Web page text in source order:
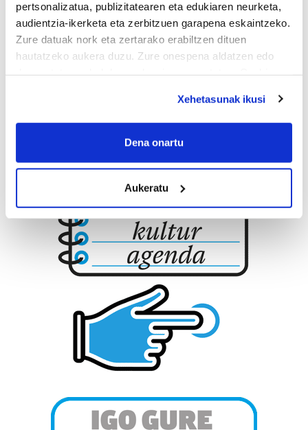
pertsonalizatua, publizitatearen eta edukiaren neurketa,
audientzia-ikerketa eta zerbitzuen garapena eskaintzeko.
Zure datuak nork eta zertarako erabiltzen dituen
hautatzeko aukera duzu. Zure onespena aldatzen edo
If you allow, we would also like to:
Collect information about your geographical
meters
Identify your device by actively scanning it for
specific characteristics (fingerprinting)
Find out more about how your personal data is processed
and set your preferences in thedetails section
Guk eta gure bazkideek zure datu pertsonalak
prozesatzen ditugu, zure IP zenbakia, besteak beste,
teknologia erabiliz, cookieak adibidez, iragarki eta eduki
pertsonalizatuak eskaintzeko, iragarkiak eta edukia
neurtzeko, jendeari buruzko informazioa biltzeko eta
produktuak garatzeko. Zure datuak nork eta zertarako
erabiltzen dituen hauta dezakezu.
Bazkide batzuek ez dizute baimenik eskatzen, eta beren
interes komertzial legitimoetan babesten dira. Ikusi gure
Xehetasunak ikusi
Dena onartu
Aukeratu
Errenteria-Orereta